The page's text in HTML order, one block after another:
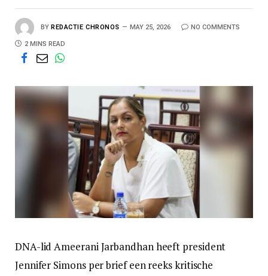
BY REDACTIE CHRONOS MAY 25, 2026 NO COMMENTS
2 MINS READ
DNA-lid Ameerani Jarbandhan heeft president
Jennifer Simons per brief een reeks kritische